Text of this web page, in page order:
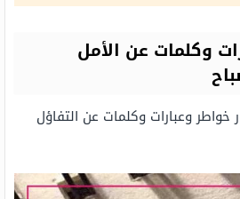
وكلمات عن الأمل
وعبارات وكلمات عن التفاؤل